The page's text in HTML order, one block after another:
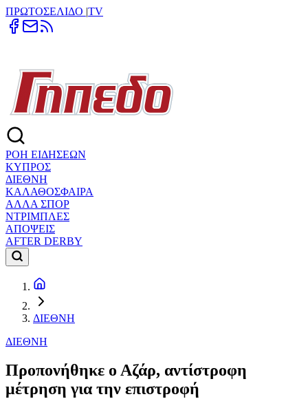
ΠΡΩΤΟΣΕΛΙΔΟ |TV
ΡΟΗ ΕΙΔΗΣΕΩΝ
ΚΥΠΡΟΣ
ΔΙΕΘΝΗ
ΚΑΛΑΘΟΣΦΑΙΡΑ
ΑΛΛΑ ΣΠΟΡ
ΝΤΡΙΜΠΛΕΣ
ΑΠΟΨΕΙΣ
AFTER DERBY
ΔΙΕΘΝΗ
ΔΙΕΘΝΗ
Προπονήθηκε ο Αζάρ, αντίστροφη
μέτρηση για την επιστροφή